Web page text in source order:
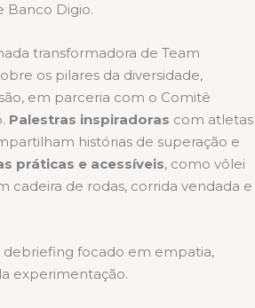
Banco Digio.
transformadora de Team
os pilares da diversidade,
em parceria com o Comitê
Palestras inspiradoras com atletas
histórias de superação e
práticas e acessíveis, como vôlei
cadeira de rodas, corrida vendada e
focado em empatia,
experimentação.